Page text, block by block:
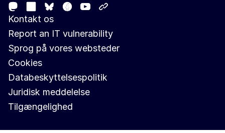
MastodonLinkedIn
Bluesky
Facebook
Youtube
Kontakt os
Report an IT vulnerability
Sprog på vores websteder
Cookies
Databeskyttelsespolitik
Juridisk meddelelse
Tilgængelighed